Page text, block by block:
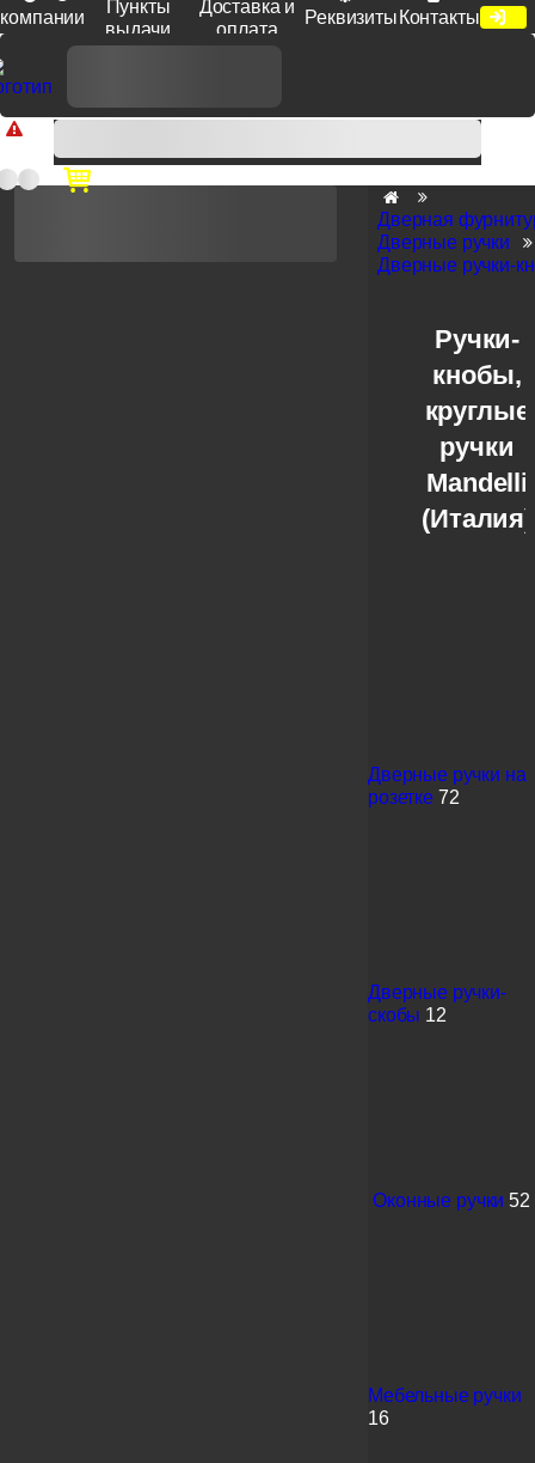
компании
Пункты
выдачи
Доставка и
оплата
Реквизиты Контакты
Доп. скидка от цен на сайте 7% при заказе от 50 тыс. руб
продукции Venezia, Fratelli, Tupai, Extreza, Melodia, Forme при
оплате по счету.
Дверная
Дверные ручки
Дверные ручки-
Ручки-
кнобы,
круглые
ручки
Mandelli
(Италия)
Дверные ручки на
розетке 72
Дверные ручки-
скобы 12
Оконные ручки 52
Мебельные ручки
16